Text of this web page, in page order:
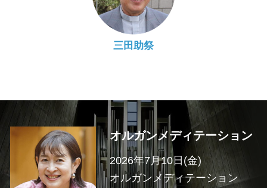
三田助祭
オルガンメディテーション
2026年7月10日(金)
オルガンメディテーション